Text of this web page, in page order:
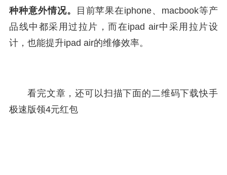
种种意外情况。
目前苹果在iphone、macbook等产
品线中都采用过拉片，而在ipad air中采用拉片设
计，也能提升ipad air的维修效率。
看完文章，还可以扫描下面的二维码下载快手
极速版领4元红包